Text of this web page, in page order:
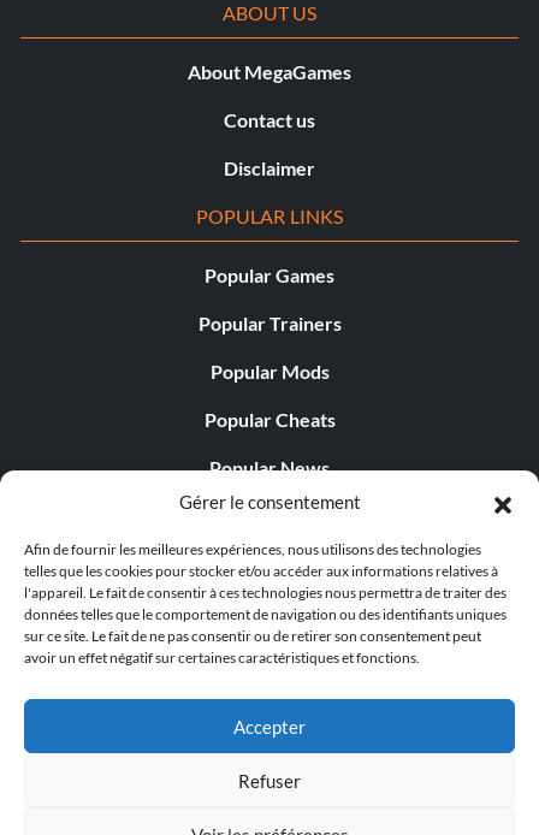
Gérer le consentement
Afin de fournir les meilleures expériences, nous utilisons des technologies
telles que les cookies pour stocker et/ou accéder aux informations relatives à
l'appareil. Le fait de consentir à ces technologies nous permettra de traiter des
données telles que le comportement de navigation ou des identifiants uniques
sur ce site. Le fait de ne pas consentir ou de retirer son consentement peut
avoir un effet négatif sur certaines caractéristiques et fonctions.
Accepter
Refuser
ABOUT US
About MegaGames
Contact us
Disclaimer
POPULAR LINKS
Popular Games
Popular Trainers
Popular Mods
Popular Cheats
Popular News
Popular Editorials
Popular Free Games
LATEST UPDATES
© 1998 - 2026 MegaGames.com All rights reserved